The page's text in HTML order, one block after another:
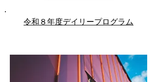
令和８年度デイリープログラム